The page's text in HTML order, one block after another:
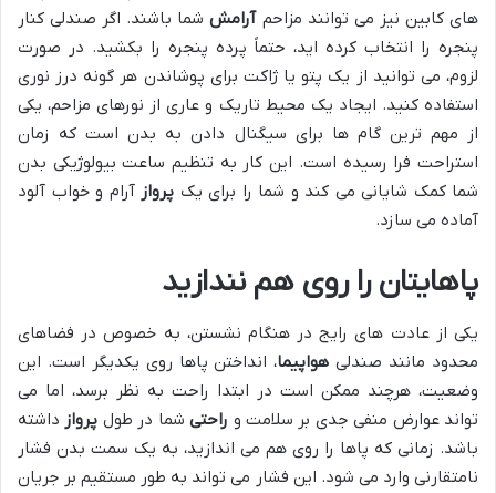
های کابین نیز می توانند مزاحمآرامششما باشند. اگر صندلی کنار
پنجره را انتخاب کرده اید، حتماً پرده پنجره را بکشید. در صورت
لزوم، می توانید از یک پتو یا ژاکت برای پوشاندن هر گونه درز نوری
استفاده کنید. ایجاد یک محیط تاریک و عاری از نورهای مزاحم، یکی
از مهم ترین گام ها برای سیگنال دادن به بدن است که زمان
استراحت فرا رسیده است. این کار به تنظیم ساعت بیولوژیکی بدن
شما کمک شایانی می کند و شما را برای یک پرواز آرام و خواب آلود
آماده می سازد.
پاهایتان را روی هم نندازید
یکی از عادت های رایج در هنگام نشستن، به خصوص در فضاهای
محدود مانند صندلی هواپیما، انداختن پاها روی یکدیگر است. این
وضعیت، هرچند ممکن است در ابتدا راحت به نظر برسد، اما می
تواند عوارض منفی جدی بر سلامت و راحتیشما در طول پرواز داشته
باشد. زمانی که پاها را روی هم می اندازید، به یک سمت بدن فشار
نامتقارنی وارد می شود. این فشار می تواند به طور مستقیم بر جریان